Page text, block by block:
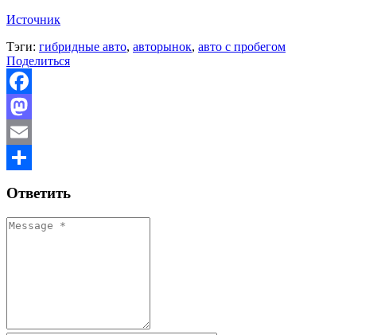
Источник
Тэги: гибридные авто, авторынок, авто с пробегом
Поделиться
Facebook
Mastodon
Email
Ответить